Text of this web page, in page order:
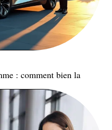
: comment bien la